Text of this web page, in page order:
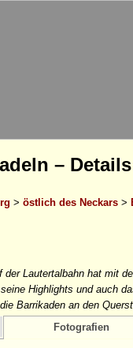
– Details
> östlich des Neckars>
Lautertalbahn hat mit
Highlights und auch
Barrikaden an den
Fotografien